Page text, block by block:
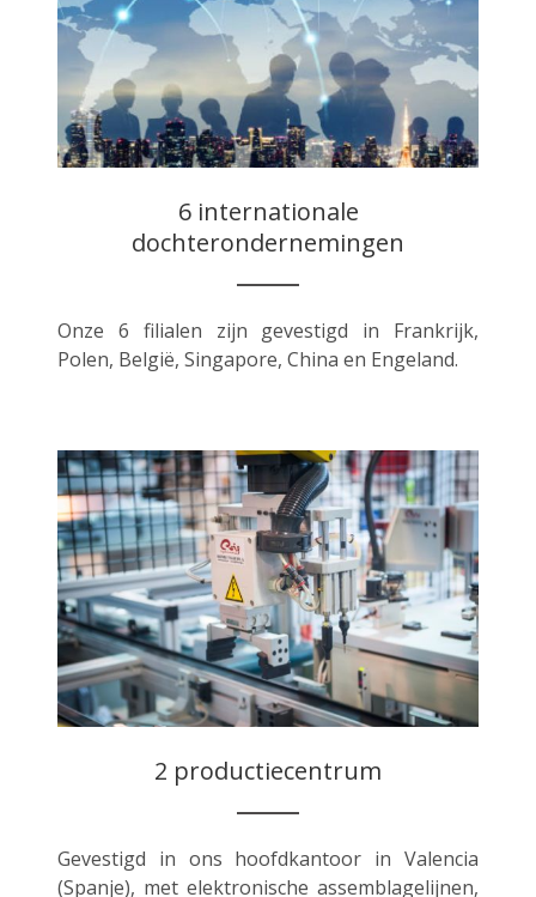
6 internationale
dochterondernemingen
Onze 6 filialen zijn gevestigd in Frankrijk,
Polen, België, Singapore, China en Engeland.
2 productiecentrum
Gevestigd in ons hoofdkantoor in Valencia
(Spanje), met elektronische assemblagelijnen,